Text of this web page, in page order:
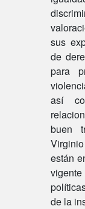
sus
de
para
así
buen
están
de la